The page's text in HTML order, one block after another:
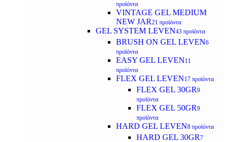
προϊόντα
VINTAGE GEL MEDIUM
NEW JAR21 προϊόντα
GEL SYSTEM LEVEN43 προϊόντα
BRUSH ON GEL LEVEN6
προϊόντα
EASY GEL LEVEN11
προϊόντα
FLEX GEL LEVEN17 προϊόντα
FLEX GEL 30GR9
προϊόντα
FLEX GEL 50GR9
προϊόντα
HARD GEL LEVEN8 προϊόντα
HARD GEL 30GR7